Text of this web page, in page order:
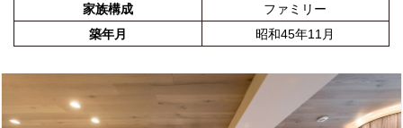
家族構成
ファミリー
築年月
昭和45年11月